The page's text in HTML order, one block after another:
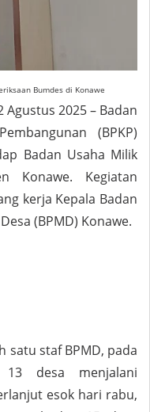
Bumdes di Konawe
Agustus 2025 – Badan
(BPKP)
Badan Usaha Milik
Konawe. Kegiatan
kerja Kepala Badan
(BPMD) Konawe.
satu staf BPMD, pada
desa menjalani
esok hari rabu,